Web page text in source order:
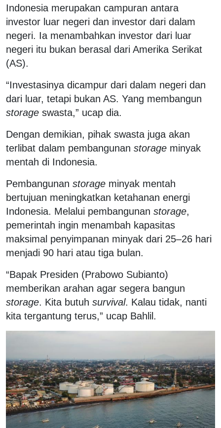
Indonesia merupakan campuran antara
investor luar negeri dan investor dari dalam
negeri. Ia menambahkan investor dari luar
negeri itu bukan berasal dari Amerika Serikat
(AS).
“Investasinya dicampur dari dalam negeri dan
dari luar, tetapi bukan AS. Yang membangun
storage swasta,” ucap dia.
Dengan demikian, pihak swasta juga akan
terlibat dalam pembangunan storage minyak
mentah di Indonesia.
Pembangunan storage minyak mentah
bertujuan meningkatkan ketahanan energi
Indonesia. Melalui pembangunan storage,
pemerintah ingin menambah kapasitas
maksimal penyimpanan minyak dari 25–26 hari
menjadi 90 hari atau tiga bulan.
“Bapak Presiden (Prabowo Subianto)
memberikan arahan agar segera bangun
storage. Kita butuh survival. Kalau tidak, nanti
kita tergantung terus,” ucap Bahlil.